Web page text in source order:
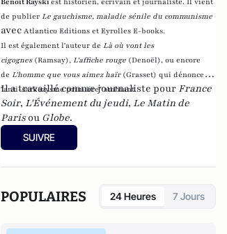
de publierLe gauchisme, maladie sénile du communisme
avecAtlantico Editions et Eyrolles E-books.
Il est également l'auteur deLà où vont les
cigognes (Ramsay),L'affiche rouge (Denoël), ou encore
deL'homme que vous aimez haïr (Grasset) qui dénonce l'
"anti-sarkozysme primaire" ambiant.
Il a travaillé comme journaliste pour France
Soir, L'Événement du jeudi, Le Matin de
Parisou Globe.
SUIVRE
POPULAIRES 24 Heures 7 Jours